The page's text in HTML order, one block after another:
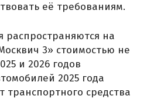
её требованиям.
распространяются на
3» стоимостью не
и 2026 годов
2025 года
транспортного средства